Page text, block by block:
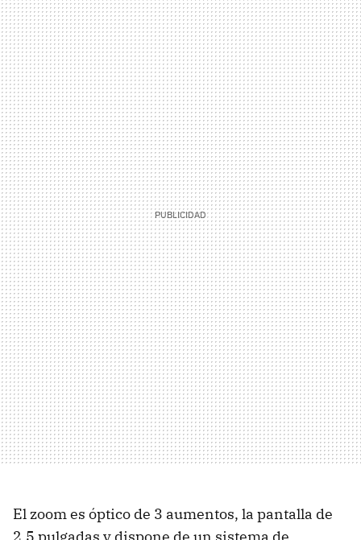
El zoom es óptico de 3 aumentos, la pantalla de